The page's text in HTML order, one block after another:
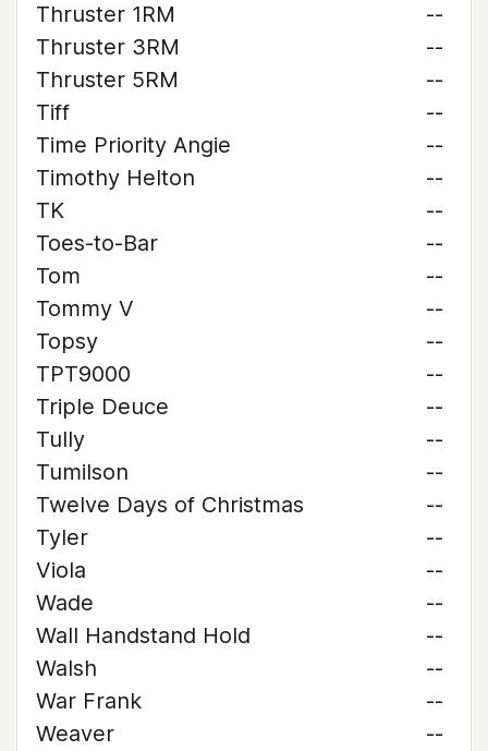
Thruster 1RM
--
Thruster 3RM
--
Thruster 5RM
--
Tiff
--
Time Priority Angie
--
Timothy Helton
--
TK
--
Toes-to-Bar
--
Tom
--
Tommy V
--
Topsy
--
TPT9000
--
Triple Deuce
--
Tully
--
Tumilson
--
Twelve Days of Christmas
--
Tyler
--
Viola
--
Wade
--
Wall Handstand Hold
--
Walsh
--
War Frank
--
Weaver
--